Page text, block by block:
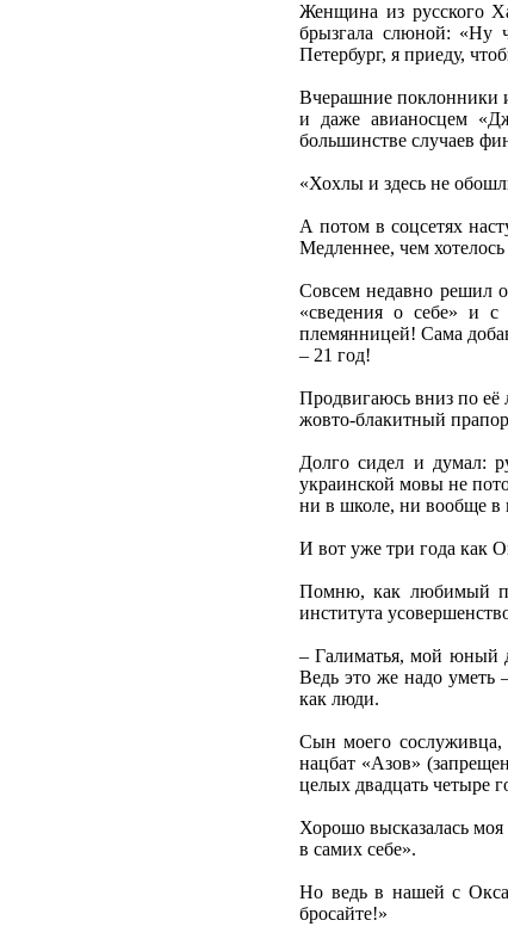
Женщина из русского
брызгала слюной: «Ну
Петербург, я приеду,
Вчерашние поклонники
и даже авианосцем
большинстве случаев
«Хохлы и здесь не
А потом в соцсетях
Медленнее, чем
Совсем недавно решил
«сведения о себе» и
племянницей! Сама
– 21 год!
Продвигаюсь вниз по
жовто-блакитный
Долго сидел и думал:
украинской мовы не
ни в школе, ни вообще в
И вот уже три года как
Помню, как любимый
института
– Галиматья, мой юный
Ведь это же надо уметь
как люди.
Сын моего сослуживца,
нацбат «Азов»
целых двадцать четыре
Хорошо высказалась
в самих себе».
Но ведь в нашей с
бросайте!»